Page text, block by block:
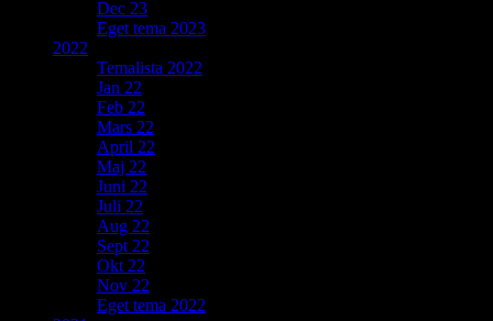
Dec 23
Eget tema 2023
2022
Temalista 2022
Jan 22
Feb 22
Mars 22
April 22
Maj 22
Juni 22
Juli 22
Aug 22
Sept 22
Okt 22
Nov 22
Eget tema 2022